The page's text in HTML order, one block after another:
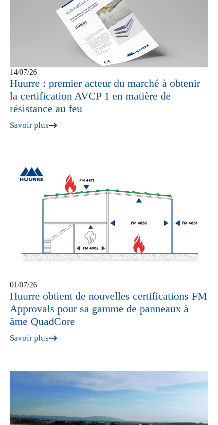
14/07/26
Huurre : premier acteur du marché à obtenir
la certification AVCP 1 en matière de
résistance au feu
Savoir plus
01/07/26
Huurre obtient de nouvelles certifications FM
Approvals pour sa gamme de panneaux à
âme QuadCore
Savoir plus